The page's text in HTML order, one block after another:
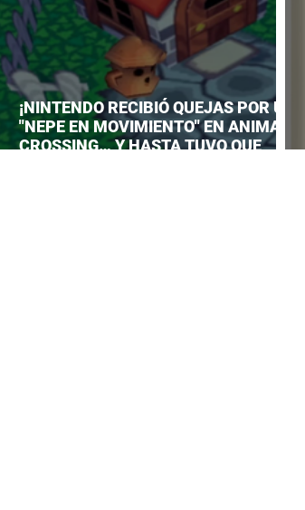
¡NINTENDO RECIBIÓ QUEJAS POR UN
"NEPE EN MOVIMIENTO" EN ANIMAL
CROSSING… Y HASTA TUVO QUE